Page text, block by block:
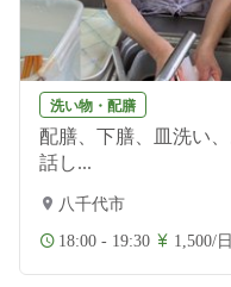
洗い物・配膳
配膳、下膳、皿洗い
話し...
八千代市
18:00 - 19:30 1,500/日